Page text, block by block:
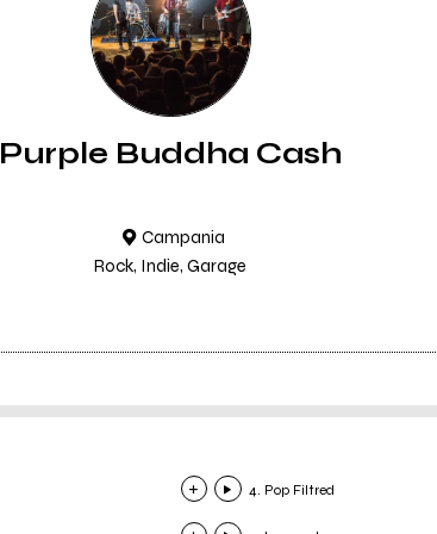
Purple Buddha Cash
Campania
Rock, Indie, Garage
4. Pop Filtred